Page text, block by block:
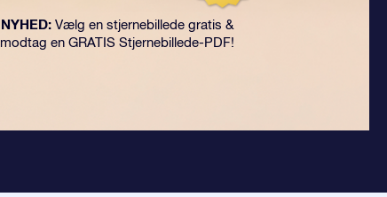
NYHED:Vælg en stjernebillede gratis &
modtag en GRATIS Stjernebillede-PDF!